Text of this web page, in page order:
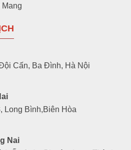
Cấn, Ba Đình, Hà Nội
Long Bình,Biên Hòa
Nai